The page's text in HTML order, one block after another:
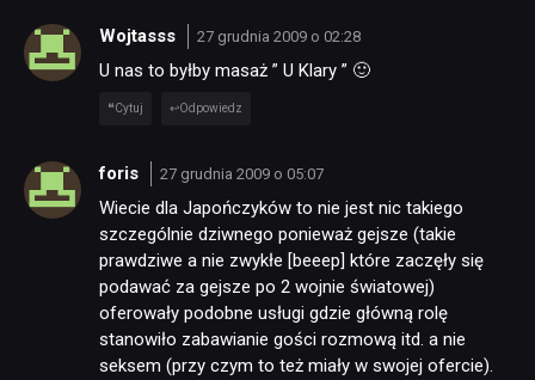
TECHNOLOGIE
DYSKUSJE
JUŻ GRALIŚMY
SKLEP
Wojtasss 27 grudnia 2009 o 02:28
U nas to byłby masaż ” U Klary ” 🙂
Cytuj Odpowiedz
foris 27 grudnia 2009 o 05:07
Wiecie dla Japończyków to nie jest nic takiego
szczególnie dziwnego ponieważ gejsze (takie
prawdziwe a nie zwykłe [beeep] które zaczęły się
podawać za gejsze po 2 wojnie światowej)
oferowały podobne usługi gdzie główną rolę
stanowiło zabawianie gości rozmową itd. a nie
seksem (przy czym to też miały w swojej ofercie).